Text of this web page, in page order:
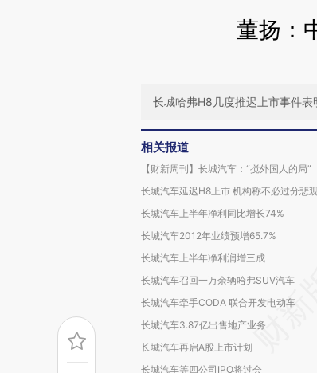
董扬：
长城哈弗H8几度推迟上市事件
相关报道
【财新周刊】长城汽车：“搅外国人的局”
长城汽车延迟H8上市 机构称不必过分悲
长城汽车上半年净利同比增长74%
长城汽车2012年业绩预增65.7%
长城汽车上半年净利润增三成
长城汽车召回一万余辆哈弗SUV汽车
长城汽车牵手CODA 联合开发电动车
长城汽车3.87亿出售地产业务
长城汽车再启A股上市计划
长城汽车等四公司IPO将过会